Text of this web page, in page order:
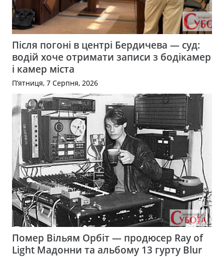
Після погоні в центрі Бердичева — суд:
водій хоче отримати записи з бодікамер
і камер міста
П’ятниця, 7 Серпня, 2026
Помер Вільям Орбіт — продюсер Ray of
Light Мадонни та альбому 13 гурту Blur